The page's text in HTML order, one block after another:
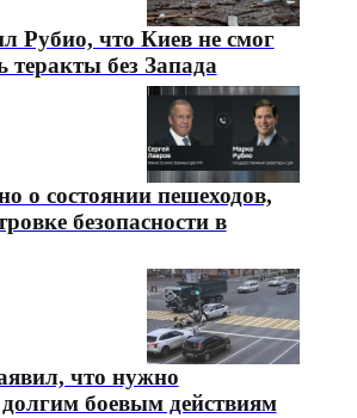
Рубио, что Киев не смог
теракты без Запада
о состоянии пешеходов,
безопасности в
что нужно
долгим боевым действиям